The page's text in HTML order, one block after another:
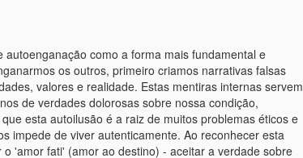
como a forma mais fundamental e
os outros, primeiro criamos narrativas falsas
valores e realidade. Estas mentiras internas servem
de verdades dolorosas sobre nossa condição,
esta autoilusão é a raiz de muitos problemas éticos e
impede de viver autenticamente. Ao reconhecer esta
'amor fati' (amor ao destino) - aceitar a verdade sobre